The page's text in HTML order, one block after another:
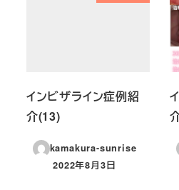
インビザライン症例紹
介(13)
kamakura-sunrise
投稿日
2022年8月3日